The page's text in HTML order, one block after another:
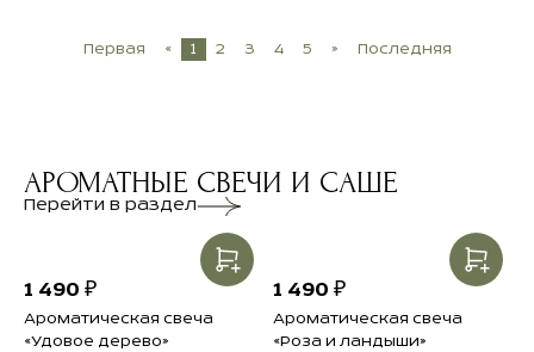
Первая « 1 2 3 4 5 » Последняя
АРОМАТНЫЕ СВЕЧИ И САШЕ
Перейти в раздел
Ароматическая свеча
«Удовое дерево»
1 490 ₽
Ароматическая свеча
«Роза и ландыши»
1 490 ₽